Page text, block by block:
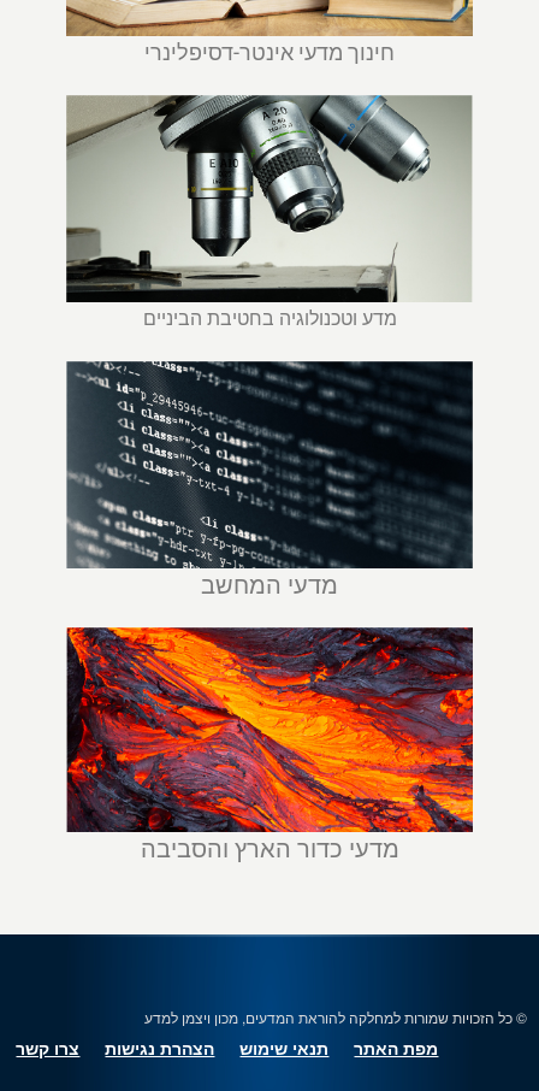
חינוך מדעי אינטר-דסיפלינרי
מדע וטכנולוגיה בחטיבת הביניים
מדעי המחשב
מדעי כדור הארץ והסביבה
© כל הזכויות שמורות למחלקה להוראת המדעים, מכון ויצמן למדע
מפת האתר תנאי שימוש הצהרת נגישות צרו קשר